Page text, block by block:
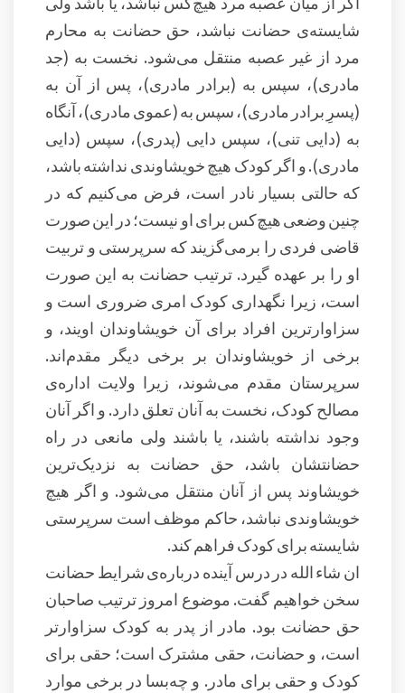
شایسته‌ی حضانت نباشد، حق حضانت به محارم
مرد از غیر عصبه منتقل می‌شود. نخست به (جد
مادری)، سپس به (برادر مادری)، پس از آن به
(پسرِ برادر مادری)، سپس به (عموی مادری)، آنگاه
به (دایی تنی)، سپس دایی (پدری)، سپس (دایی
مادری). و اگر کودک هیچ خویشاوندی نداشته باشد،
که حالتی بسیار نادر است، فرض می‌کنیم که در
چنین وضعی هیچ‌کس برای او نیست؛ در این صورت
قاضی فردی را برمی‌گزیند که سرپرستی و تربیت
او را بر عهده گیرد. ترتیب حضانت به این صورت
است، زیرا نگهداری کودک امری ضروری است و
سزاوارترین افراد برای آن خویشاوندان اویند، و
برخی از خویشاوندان بر برخی دیگر مقدم‌اند.
سرپرستان مقدم می‌شوند، زیرا ولایت اداره‌ی
مصالح کودک، نخست به آنان تعلق دارد. و اگر آنان
وجود نداشته باشند، یا باشند ولی مانعی در راه
حضانتشان باشد، حق حضانت به نزدیک‌ترین
خویشاوند پس از آنان منتقل می‌شود. و اگر هیچ
خویشاوندی نباشد، حاکم موظف است سرپرستی
شایسته برای کودک فراهم کند.
ان شاء الله در درس آینده درباره‌ی شرایط حضانت
سخن خواهیم گفت. موضوع امروز ترتیب صاحبان
حق حضانت بود. مادر از پدر به کودک سزاوارتر
است، و حضانت، حقی مشترک است؛ حقی برای
کودک و حقی برای مادر. و چه‌بسا در برخی موارد